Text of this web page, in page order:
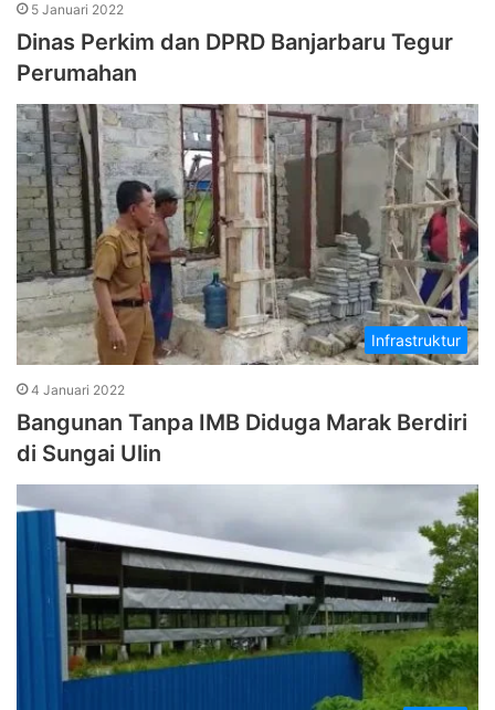
5 Januari 2022
Dinas Perkim dan DPRD Banjarbaru Tegur
Perumahan
Infrastruktur
4 Januari 2022
Bangunan Tanpa IMB Diduga Marak Berdiri
di Sungai Ulin